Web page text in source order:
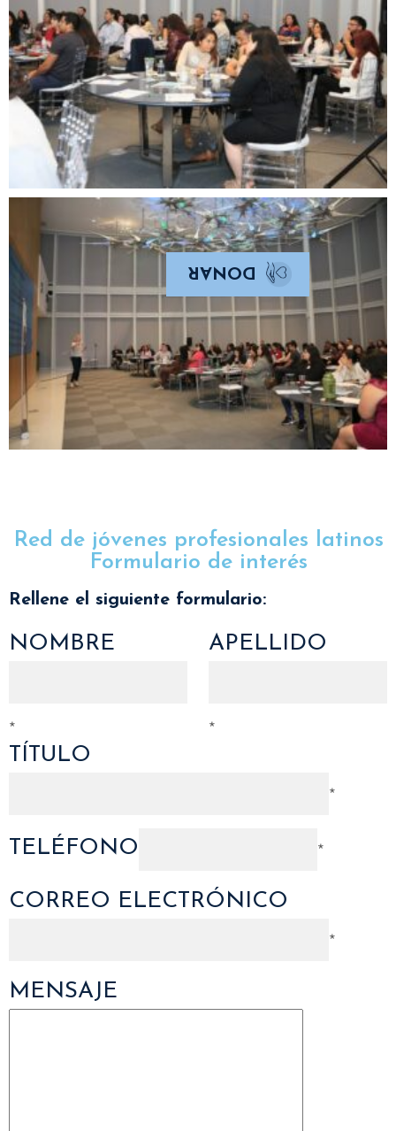
DONAR
Red de jóvenes profesionales latinos
Formulario de interés
Rellene el siguiente formulario:
NOMBRE
*
APELLIDO
*
TÍTULO
*
TELÉFONO *
CORREO ELECTRÓNICO
*
MENSAJE